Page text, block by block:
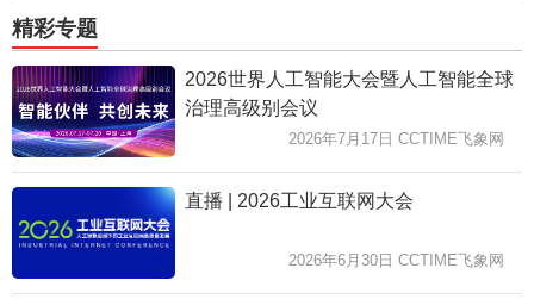
精彩专题
2026世界人工智能大会暨人工智能全球
治理高级别会议
2026年7月17日 CCTIME飞象网
直播 | 2026工业互联网大会
2026年6月30日 CCTIME飞象网